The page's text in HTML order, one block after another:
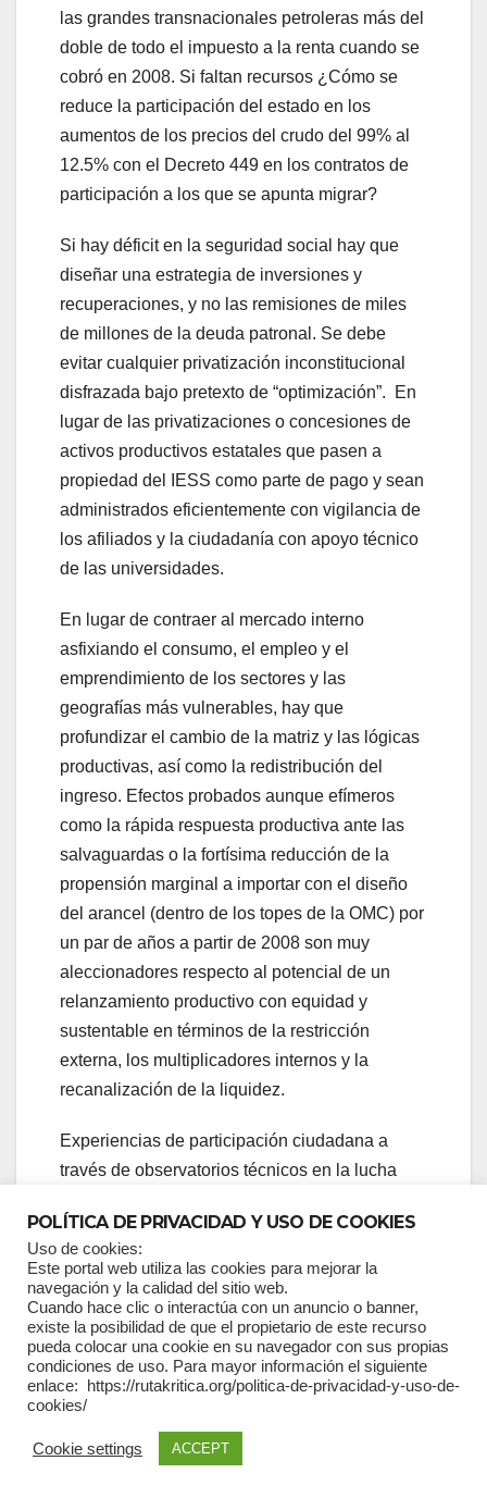
las grandes transnacionales petroleras más del
doble de todo el impuesto a la renta cuando se
cobró en 2008. Si faltan recursos ¿Cómo se
reduce la participación del estado en los
aumentos de los precios del crudo del 99% al
12.5% con el Decreto 449 en los contratos de
participación a los que se apunta migrar?
Si hay déficit en la seguridad social hay que
diseñar una estrategia de inversiones y
recuperaciones, y no las remisiones de miles
de millones de la deuda patronal. Se debe
evitar cualquier privatización inconstitucional
disfrazada bajo pretexto de “optimización”. En
lugar de las privatizaciones o concesiones de
activos productivos estatales que pasen a
propiedad del IESS como parte de pago y sean
administrados eficientemente con vigilancia de
los afiliados y la ciudadanía con apoyo técnico
de las universidades.
En lugar de contraer al mercado interno
asfixiando el consumo, el empleo y el
emprendimiento de los sectores y las
geografías más vulnerables, hay que
profundizar el cambio de la matriz y las lógicas
productivas, así como la redistribución del
ingreso. Efectos probados aunque efímeros
como la rápida respuesta productiva ante las
salvaguardas o la fortísima reducción de la
propensión marginal a importar con el diseño
del arancel (dentro de los topes de la OMC) por
un par de años a partir de 2008 son muy
aleccionadores respecto al potencial de un
relanzamiento productivo con equidad y
sustentable en términos de la restricción
externa, los multiplicadores internos y la
recanalización de la liquidez.
Experiencias de participación ciudadana a
través de observatorios técnicos en la lucha
compra de medicamentos, de las asambleas
productivas en más de USD 850 millones de
compras públicas y de más de USD 1400
millones en compras privadas a la economía
popular señalan claramente un camino de
rearticulación de los mercados que hay que
profundizar en una perspectiva sistémica.
Mecanismos de compensación de pagos,
POLÍTICA DE PRIVACIDAD Y USO DE COOKIES
Uso de cookies:
Este portal web utiliza las cookies para mejorar la
navegación y la calidad del sitio web.
Cuando hace clic o interactúa con un anuncio o banner,
existe la posibilidad de que el propietario de este recurso
pueda colocar una cookie en su navegador con sus propias
condiciones de uso. Para mayor información el siguiente
enlace: https://rutakritica.org/politica-de-privacidad-y-uso-de-
cookies/
Cookie settings ACCEPT